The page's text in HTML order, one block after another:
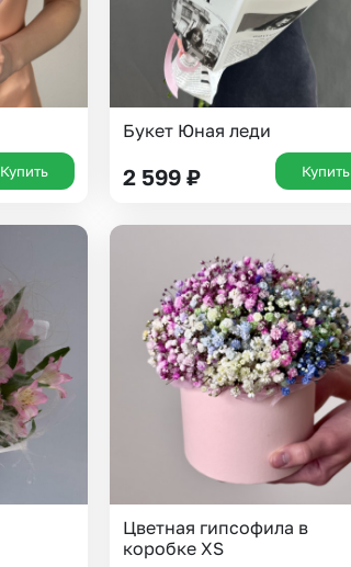
Купить
Букет Юная леди
2 599 ₽ Купить
Цветная гипсофила в
коробке XS